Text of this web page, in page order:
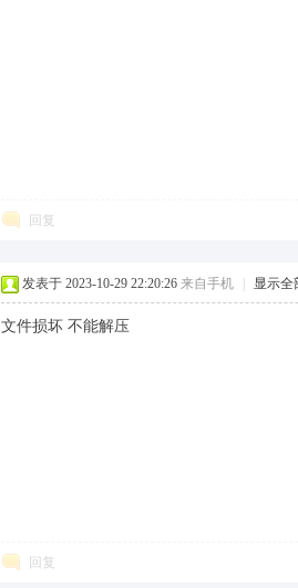
回复
发表于 2023-10-29 22:20:26 来自手机 显示全
文件损坏 不能解压
回复